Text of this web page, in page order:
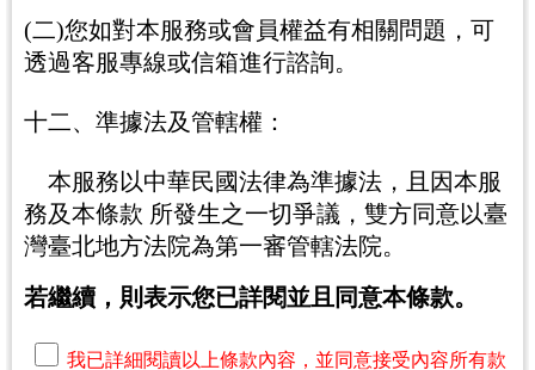
(二)您如對本服務或會員權益有相關問題，可
透過客服專線或信箱進行諮詢。
十二、準據法及管轄權：
本服務以中華民國法律為準據法，且因本服
務及本條款 所發生之一切爭議，雙方同意以臺
灣臺北地方法院為第一審管轄法院。
若繼續，則表示您已詳閱並且同意本條款。
我已詳細閱讀以上條款內容，並同意接受內容所有款